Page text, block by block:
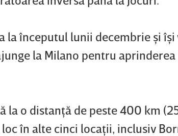
la începutul lunii decembrie şi îşi
la Milano pentru aprinderea
la o distanţă de peste 400 km
în alte cinci locaţii, inclusiv